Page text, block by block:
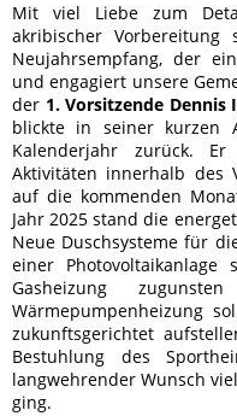
Mit viel Liebe zum
akribischer Vorbereitung
Neujahrsempfang, der
und engagiert unsere
der 1. Vorsitzende Dennis
blickte in seiner kurzen
Kalenderjahr zurück.
Aktivitäten innerhalb des
auf die kommenden
Jahr 2025 stand die
Neue Duschsysteme für
einer
Gasheizung
Wärmepumpenheizung
zukunftsgerichtet
Bestuhlung des
langwehrender Wunsch
ging.